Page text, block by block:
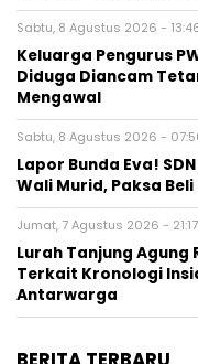
Sabtu, 8 Agustus 2026 -
Keluarga Pengurus
Diduga Diancam
Mengawal
Sabtu, 8 Agustus 2026 -
Lapor Bunda Eva!
Wali Murid, Paksa Beli
Jumat, 7 Agustus 2026 -
Lurah Tanjung
Terkait Kronologi
Antarwarga